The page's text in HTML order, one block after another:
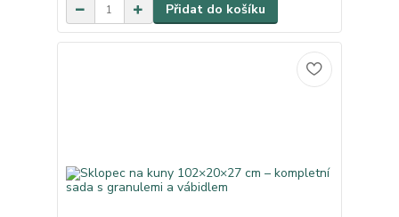
Přidat do košíku